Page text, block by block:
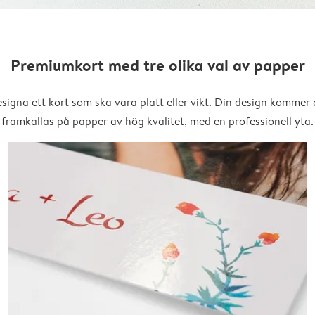
Premiumkort med tre olika val av papper
ett kort som ska vara platt eller vikt. Din design kommer
framkallas på papper av hög kvalitet, med en professionell yta.